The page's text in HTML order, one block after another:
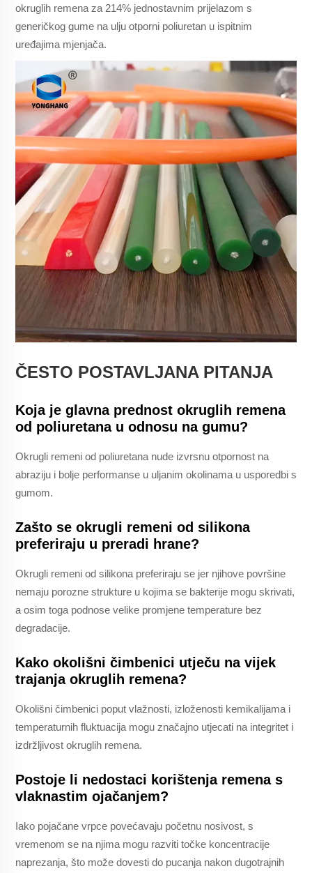
okruglih remena za 214% jednostavnim prijelazom s
generičkog gume na ulju otporni poliuretan u ispitnim
uređajima mjenjača.
ČESTO POSTAVLJANA PITANJA
Koja je glavna prednost okruglih remena
od poliuretana u odnosu na gumu?
Okrugli remeni od poliuretana nude izvrsnu otpornost na
abraziju i bolje performanse u uljanim okolinama u usporedbi s
gumom.
Zašto se okrugli remeni od silikona
preferiraju u preradi hrane?
Okrugli remeni od silikona preferiraju se jer njihove površine
nemaju porozne strukture u kojima se bakterije mogu skrivati,
a osim toga podnose velike promjene temperature bez
degradacije.
Kako okolišni čimbenici utječu na vijek
trajanja okruglih remena?
Okolišni čimbenici poput vlažnosti, izloženosti kemikalijama i
temperaturnih fluktuacija mogu značajno utjecati na integritet i
izdržljivost okruglih remena.
Postoje li nedostaci korištenja remena s
vlaknastim ojačanjem?
Iako pojačane vrpce povećavaju početnu nosivost, s
vremenom se na njima mogu razviti točke koncentracije
naprezanja, što može dovesti do pucanja nakon dugotrajnih